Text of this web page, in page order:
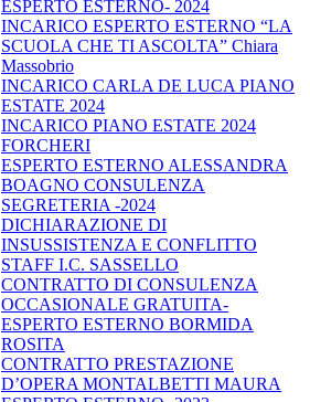
ESPERTO ESTERNO- 2024
INCARICO ESPERTO ESTERNO “LA
SCUOLA CHE TI ASCOLTA” Chiara
Massobrio
INCARICO CARLA DE LUCA PIANO
ESTATE 2024
INCARICO PIANO ESTATE 2024
FORCHERI
ESPERTO ESTERNO ALESSANDRA
BOAGNO CONSULENZA
SEGRETERIA -2024
DICHIARAZIONE DI
INSUSSISTENZA E CONFLITTO
STAFF I.C. SASSELLO
CONTRATTO DI CONSULENZA
OCCASIONALE GRATUITA-
ESPERTO ESTERNO BORMIDA
ROSITA
CONTRATTO PRESTAZIONE
D’OPERA MONTALBETTI MAURA